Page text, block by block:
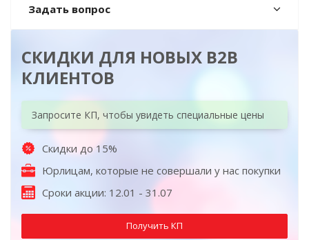
Задать вопрос
СКИДКИ ДЛЯ НОВЫХ B2B
КЛИЕНТОВ
Запросите КП, чтобы увидеть специальные цены
Скидки до 15%
Юрлицам, которые не совершали у нас покупки
Сроки акции: 12.01 - 31.07
Получить КП